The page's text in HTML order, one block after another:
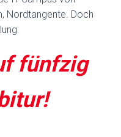
Nordtangente. Doch
fünfzig